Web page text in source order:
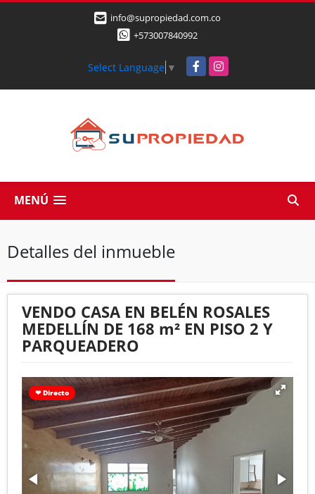
info@supropiedad.com.co
+573007840992
Select Language ▼ FacebookInstagram
MENÚ
Detalles del inmueble
VENDO CASA EN BELÉN ROSALES
MEDELLÍN DE 168 m² EN PISO 2 Y
PARQUEADERO
❤ Directo